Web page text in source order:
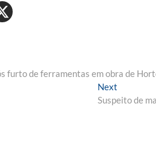
furto de ferramentas em obra de
Next
post:
Suspeito de